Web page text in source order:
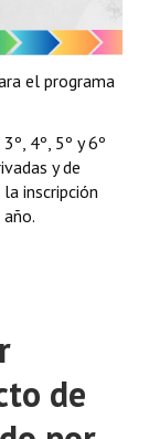
el programa
4º, 5º y 6º
y de
inscripción
de